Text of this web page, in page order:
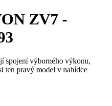
ZV7 -
spojení výborného výkonu,
ten pravý model v nabídce